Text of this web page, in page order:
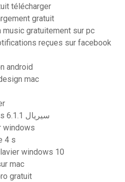
télécharger
gratuit
music gratuitement sur pc
reçues sur facebook
android
mac
Wondershare dr.fone for ios 6.1.1 سيريال
windows
4 s
windows 10
mac
gratuit